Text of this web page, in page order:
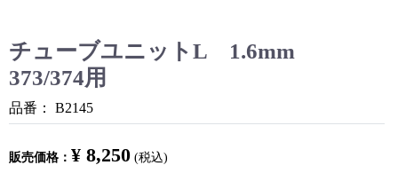
チューブユニットL 1.6mm
373/374用
品番： B2145
販売価格： ¥ 8,250 (税込)